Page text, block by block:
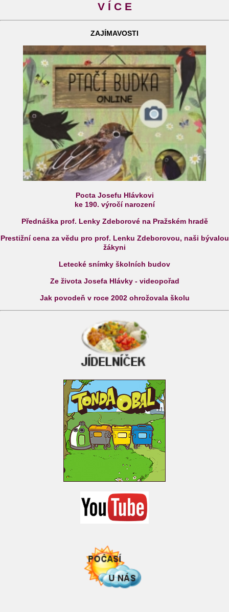
V Í C E
ZAJÍMAVOSTI
Pocta Josefu Hlávkovi
ke 190. výročí narození
Přednáška prof. Lenky Zdeborové na Pražském hradě
Prestižní cena za vědu pro prof. Lenku Zdeborovou, naši bývalou
žákyni
Letecké snímky školních budov
Ze života Josefa Hlávky - videopořad
Jak povodeň v roce 2002 ohrožovala školu